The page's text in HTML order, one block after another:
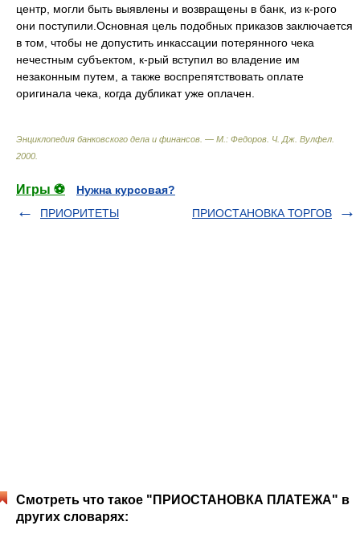
центр, могли быть выявлены и возвращены в банк, из к-рого
они поступили.Основная цель подобных приказов заключается
в том, чтобы не допустить инкассации потерянного чека
нечестным субъектом, к-рый вступил во владение им
незаконным путем, а также воспрепятствовать оплате
оригинала чека, когда дубликат уже оплачен.
Энциклопедия банковского дела и финансов. — М.: Федоров Ч. Дж. Вулфел
2000
Игры ⚽
Нужна курсовая?
ПРИОРИТЕТЫ
ПРИОСТАНОВКА ТОРГОВ
Смотреть что такое "ПРИОСТАНОВКА ПЛАТЕЖА" в
других словарях: